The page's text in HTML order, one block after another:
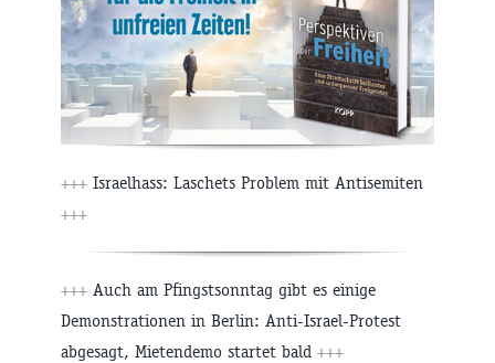
+++ Israelhass: Laschets Problem mit Antisemiten
+++
+++ Auch am Pfingstsonntag gibt es einige
Demonstrationen in Berlin: Anti-Israel-Protest
abgesagt, Mietendemo startet bald +++